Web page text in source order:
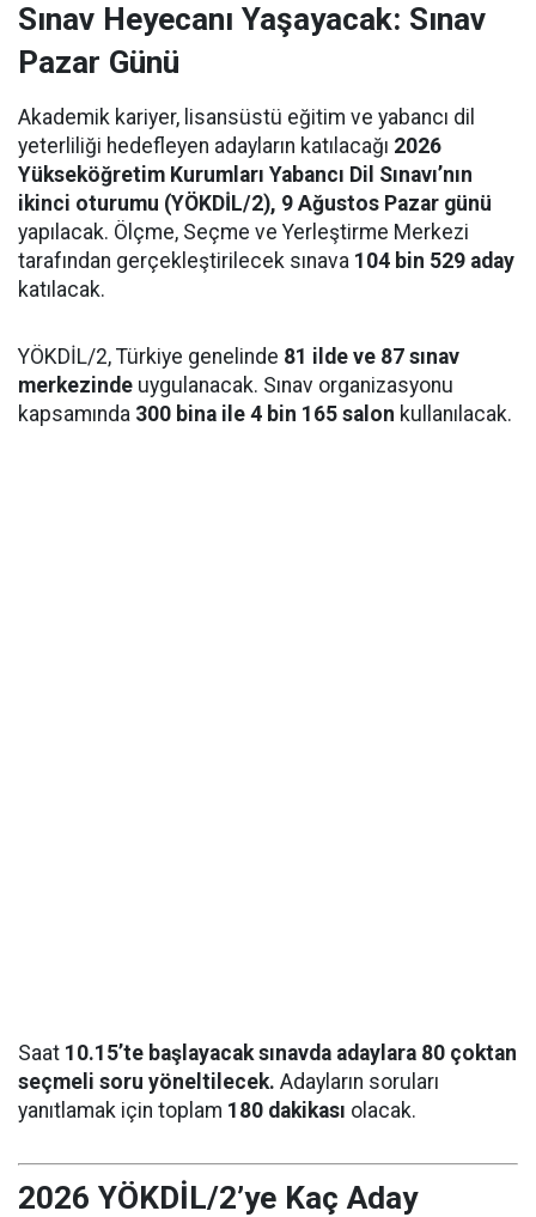
Sınav Heyecanı Yaşayacak: Sınav
Pazar Günü
Akademik kariyer, lisansüstü eğitim ve yabancı dil
yeterliliği hedefleyen adayların katılacağı 2026
Yükseköğretim Kurumları Yabancı Dil Sınavı’nın
ikinci oturumu (YÖKDİL/2), 9 Ağustos Pazar günü
yapılacak. Ölçme, Seçme ve Yerleştirme Merkezi
tarafından gerçekleştirilecek sınava 104 bin 529 aday
katılacak.
YÖKDİL/2, Türkiye genelinde 81 ilde ve 87 sınav
merkezinde uygulanacak. Sınav organizasyonu
kapsamında 300 bina ile 4 bin 165 salon kullanılacak.
Saat 10.15’te başlayacak sınavda adaylara 80 çoktan
seçmeli soru yöneltilecek. Adayların soruları
yanıtlamak için toplam 180 dakikası olacak.
2026 YÖKDİL/2’ye Kaç Aday